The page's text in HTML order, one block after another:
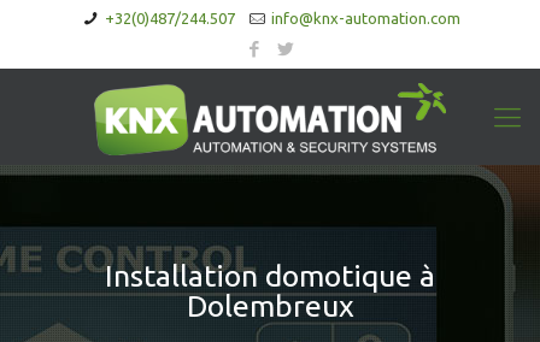
+32(0)487/244.507 info@knx-automation.com
Installation domotique à
Dolembreux